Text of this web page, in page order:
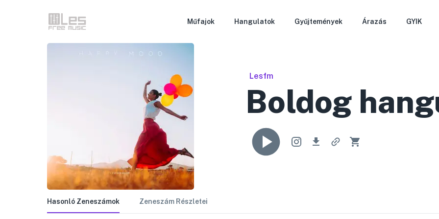
Műfajok Hangulatok Gyűjtemények Árazás GYIK
Lesfm
Boldog
Hasonló Zeneszámok Zeneszám Részletei